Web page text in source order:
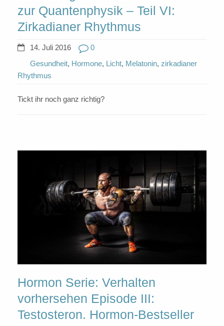
zur Quantenphysik – Teil VI:
Zirkadianer Rhythmus
14. Juli 2016
0
Gesundheit, Hormone, Licht, Melatonin, zirkadianer
Rhythmus
Tickt ihr noch ganz richtig?
Hormon Serie: Verhalten
vorhersehen Episode III:
Testosteron. Hormon-Bestseller